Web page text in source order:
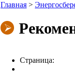
Главная >
Страница: